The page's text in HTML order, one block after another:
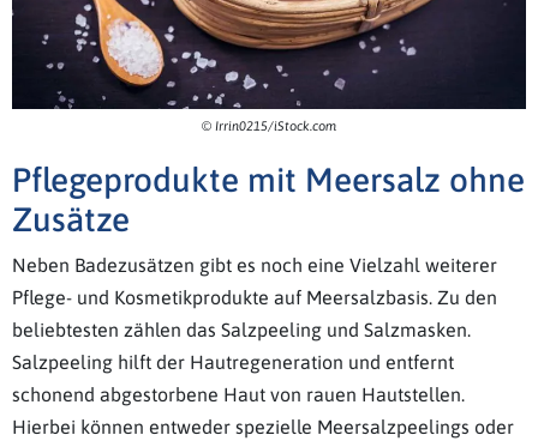
© Irrin0215/iStock.com
Pflegeprodukte mit Meersalz ohne
Zusätze
Neben Badezusätzen gibt es noch eine Vielzahl weiterer
Pflege- und Kosmetikprodukte auf Meersalzbasis. Zu den
beliebtesten zählen das Salzpeeling und Salzmasken.
Salzpeeling hilft der Hautregeneration und entfernt
schonend abgestorbene Haut von rauen Hautstellen.
Hierbei können entweder spezielle Meersalzpeelings oder